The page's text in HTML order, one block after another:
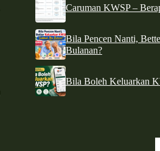
Caruman KWSP –
Bila Pencen Nanti,
Bulanan?
Bila Boleh Keluarkan